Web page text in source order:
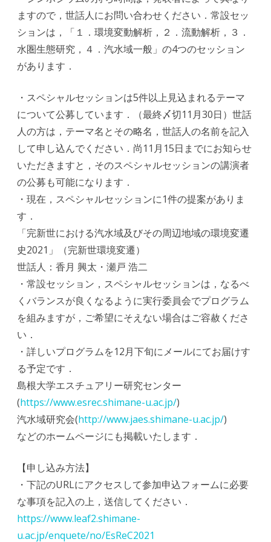
ますので，世話人にお問い合わせください．常設セッ
ションは，「１．環境変動解析，２．流動解析，３．
水圏生態研究，４．汽水域一般」の4つのセッション
があります．
・スペシャルセッションは5件以上見込まれるテーマ
について公募しています．（最終〆切11月30日）世話
人の方は，テーマ名とその略名，世話人の名前を記入
して申し込んでください．尚11月15日までにお知らせ
いただきますと，そのスペシャルセッションの講演者
の公募も可能になります．
・現在，スペシャルセッションに1件の提案がありま
す．
「完新世における汽水域及びその周辺地域の環境変遷
史2021」（完新世環境変遷）
世話人：香月 興太・瀬戸 浩二
・常設セッション，スペシャルセッションは，なるべ
くバランスが良くなるように実行委員会でプログラム
を組みますが，ご希望にそえない場合はご容赦くださ
い．
・詳しいプログラムを12月下旬にメールにてお届けす
る予定です．
島根大学エスチュアリー研究センター
(https://www.esrec.shimane-u.ac.jp/)
汽水域研究会(http://www.jaes.shimane-u.ac.jp/)
などのホームページにも掲載いたします．
【申し込み方法】
・下記のURLにアクセスして参加申込フォームに必要
な事項を記入の上，送信してください．
https://www.leaf2.shimane-
u.ac.jp/enquete/no/EsReC2021